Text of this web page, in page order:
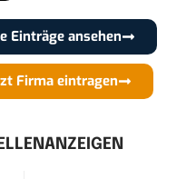
Einträge ansehen
Firma eintragen